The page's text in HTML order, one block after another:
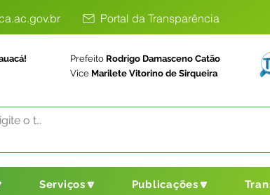
Portal da Transparência
Prefeito Rodrigo Damasceno Catão
Vice Marilete Vitorino de Sirqueira
Serviços🔽 Publicações🔽